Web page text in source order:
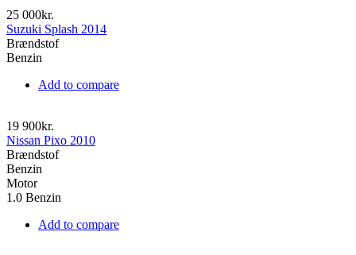
25 000kr.
Suzuki Splash 2014
Brændstof
Benzin
Add to compare
19 900kr.
Nissan Pixo 2010
Brændstof
Benzin
Motor
1.0 Benzin
Add to compare